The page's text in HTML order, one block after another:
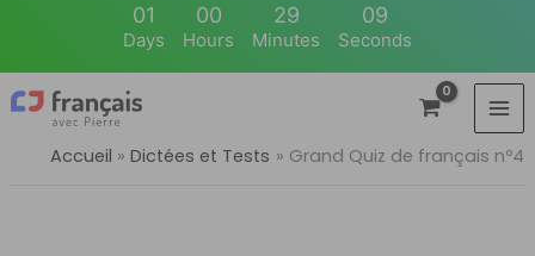
Accueil Dictées et Tests Grand Quiz de français nº4
01
Days
00
Hours
29
Minutes
08
Seconds